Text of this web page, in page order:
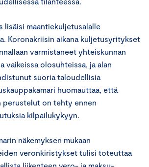
lisäisi maantiekuljetusalalle
Koronakriisin aikana kuljetusyritykset
varmistaneet yhteiskunnan
vaikeissa olosuhteissa, ja alan
suoria taloudellisia
huomauttaa, että
perustelut on tehty ennen
kilpailukykyyn.
näkemyksen mukaan
veronkiristykset tulisi toteuttaa